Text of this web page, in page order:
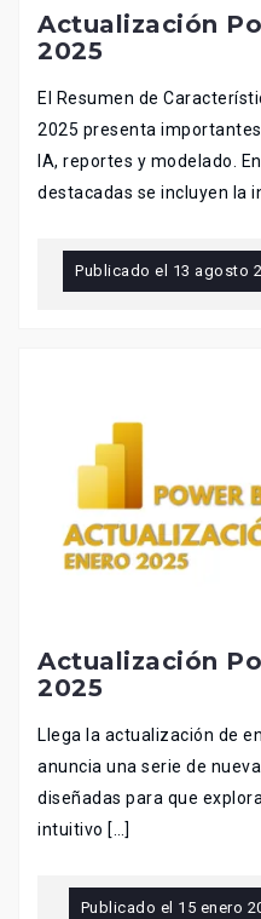
Actualización
2025
El Resumen de
2025 presenta
IA, reportes y modelado.
destacadas se incluyen la
Publicado el 13 agosto
Actualización
2025
Llega la actualización de
anuncia una serie de
diseñadas para que
intuitivo […]
Publicado el 15 enero